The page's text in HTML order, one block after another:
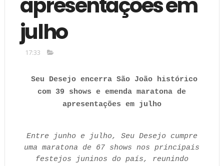
julho
17:33
Seu Desejo encerra São João histórico
com 39 shows e emenda maratona de
apresentações em julho
Entre junho e julho, Seu Desejo cumpre
uma maratona de 67 shows nos principais
festejos juninos do país, reunindo